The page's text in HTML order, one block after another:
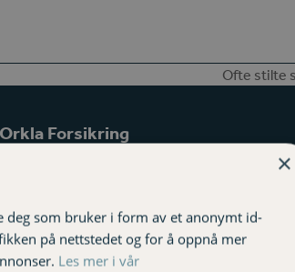
next
Ofte stilte
Forsikring
00
×
som bruker i form av et anonymt id-
på nettstedet og for å oppnå mer
Les mer i vår